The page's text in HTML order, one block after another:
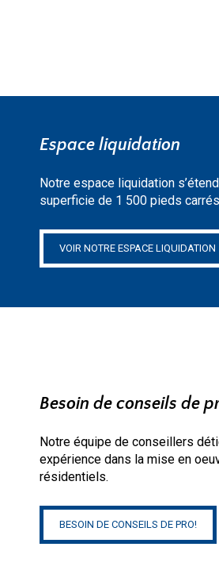
Espace liquidation
Notre espace liquidation
superficie de 1 500 pieds
VOIR NOTRE ESPACE LIQUIDATION
Besoin de conseils de
Notre équipe de conseillers
expérience dans la mise en
résidentiels.
BESOIN DE CONSEILS DE PRO!